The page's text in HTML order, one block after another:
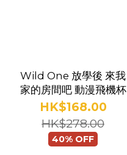
Wild One 放學後 來我
家的房間吧 動漫飛機杯
HK$168.00
HK$278.00
40% OFF